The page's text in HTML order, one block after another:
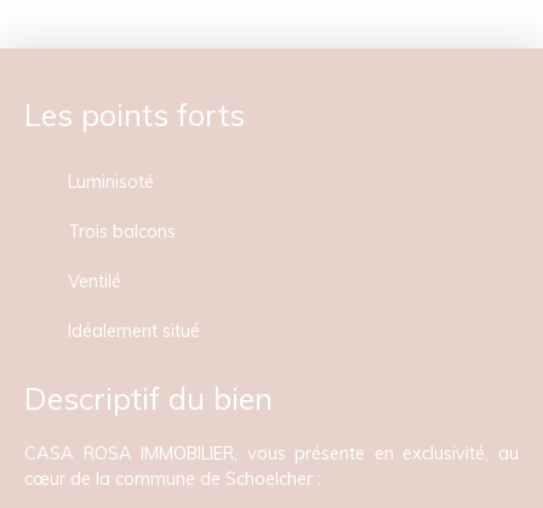
Les points forts
Luminisoté
Trois balcons
Ventilé
Idéalement situé
Descriptif du bien
CASA ROSA IMMOBILIER, vous présente en exclusivité, au
cœur de la commune de Schoelcher :